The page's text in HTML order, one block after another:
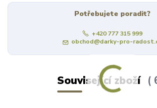
Potřebujete poradit?
+420 777 315 999
obchod@darky-pro-
Související zboží